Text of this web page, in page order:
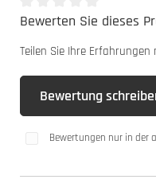
Durchschnittliche
Bewerten Sie dieses
Teilen Sie Ihre
Bewertung
Bewertungen nur in der